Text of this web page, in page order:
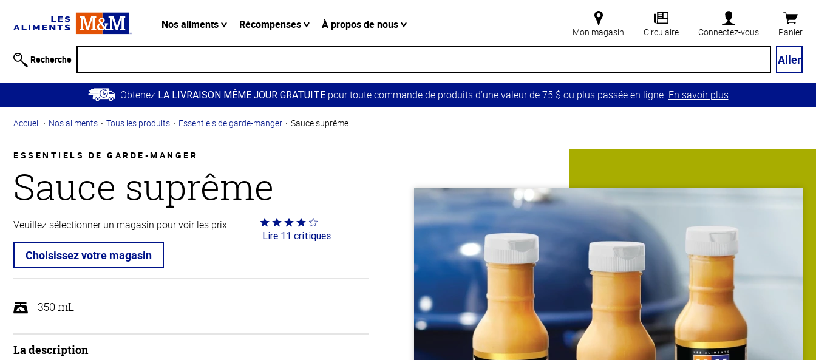
relative à
Passer
contenu
Retour à
principale
Nos aliments Récompenses À propos de nous
Mon magasin Circulaire Connectez-vous Panier
Recherche Aller
Obtenez LA LIVRAISON MÊME JOUR GRATUITEpour toute commande de produits d’une valeur de 75 $ ou plus passée en ligne. En savoir plus
Accueil Nos aliments Tous les produits Essentiels de garde-manger Sauce suprême
ESSENTIELS DE GARDE-MANGER
Sauce suprême
Veuillez sélectionner un magasin pour voir les prix.
Choisissez votre magasin
Coté
3.9 sur
Lire 11 critiques
350 mL
La description